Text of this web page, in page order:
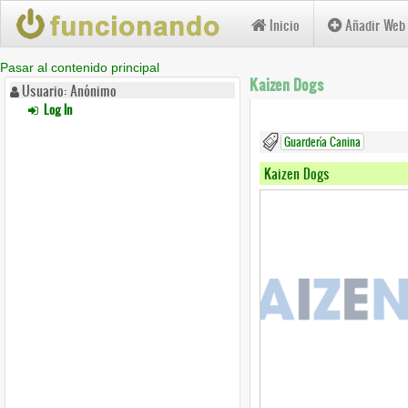
Pasar al contenido principal
Inicio Añadir
Usuario: Anónimo
Log In
Kaizen Dogs
Guardería Canina
Kaizen Dogs